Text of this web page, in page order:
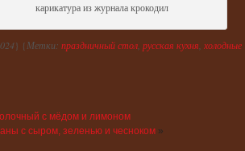
карикатура из журнала крокодил
} {Метки: праздничный стол русская кухня холодные
с мёдом и лимоном
с сыром, зеленью и чесноком »